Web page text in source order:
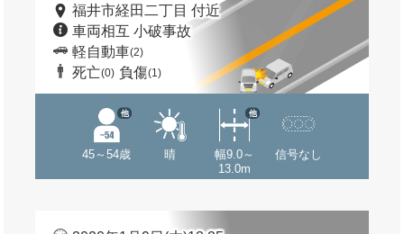
福井市経田二丁目 付近
車両相互 小破事故
軽自動車(2)
死亡(0) 負傷(1)
45～54歳
他
晴
幅9.0～
13.0m
他
信号なし